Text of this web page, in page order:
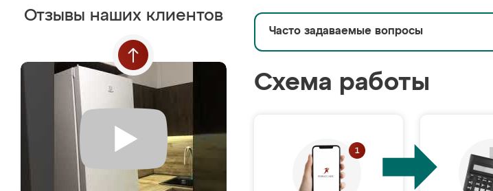
Отзывы наших клиентов
Часто задаваемые вопросы
Схема работы